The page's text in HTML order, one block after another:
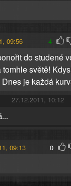
09:56 4
do studené
světě!
je každá
27.12.2011, 10:12
09:13 0